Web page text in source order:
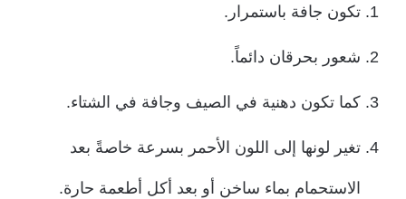
تكون جافة باستمرار.
شعور بحرقان دائماً.
كما تكون دهنية في الصيف وجافة في الشتاء.
تغير لونها إلى اللون الأحمر بسرعة خاصةً بعد
الاستحمام بماء ساخن أو بعد أكل أطعمة حارة.